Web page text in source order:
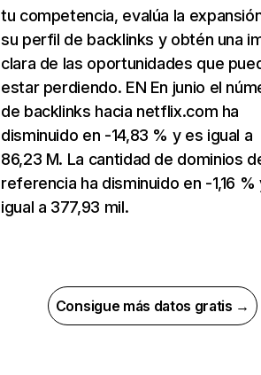
tu competencia, evalúa la
su perfil de backlinks y obtén una
clara de las oportunidades que
estar perdiendo. EN En junio el
de backlinks hacia netflix.com ha
disminuido en -14,83 % y es igual a
86,23 M. La cantidad de dominios
referencia ha disminuido en -1,16 %
igual a 377,93 mil.
Consigue más datos gratis →